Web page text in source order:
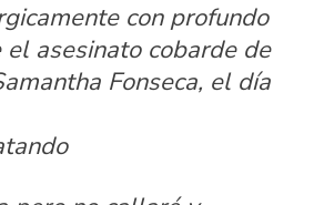
con profundo
asesinato cobarde de
Fonseca, el día